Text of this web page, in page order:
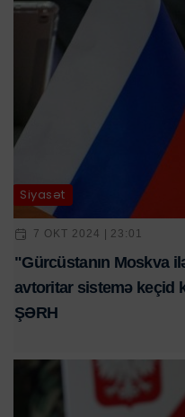
Siyasət
7 OKT 2024 | 23:01
"Gürcüstanın Moskva
avtoritar sistemə keçid
ŞƏRH